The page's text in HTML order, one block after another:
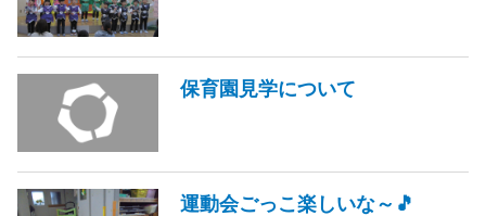
保育園見学について
運動会ごっこ楽しいな～🎵